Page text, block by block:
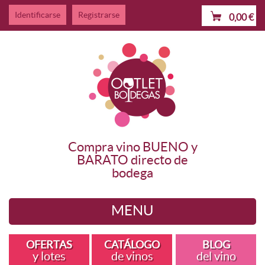
Identificarse Registrarse 0,00€
Compra vino BUENO y
BARATO directo de
bodega
MENU
Quiénes somos
Ofertas y lotes
OFERTAS
y lotes
CATÁLOGO
de vinos
BLOG
del vino